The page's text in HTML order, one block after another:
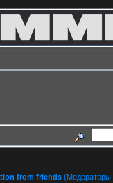
from friends (Модераторы: